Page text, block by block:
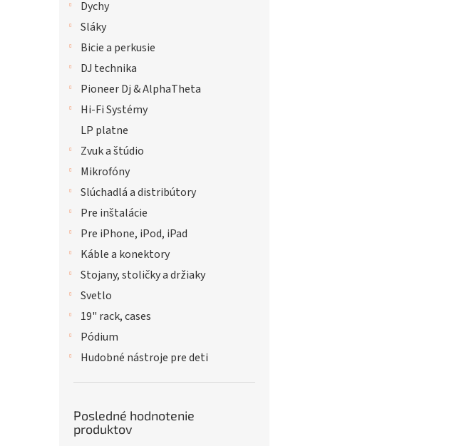
Dychy
Sláky
Bicie a perkusie
DJ technika
Pioneer Dj & AlphaTheta
Hi-Fi Systémy
LP platne
Zvuk a štúdio
Mikrofóny
Slúchadlá a distribútory
Pre inštalácie
Pre iPhone, iPod, iPad
Káble a konektory
Stojany, stoličky a držiaky
Svetlo
19" rack, cases
Pódium
Hudobné nástroje pre deti
Posledné hodnotenie
produktov